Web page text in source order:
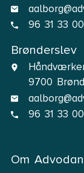
96 31 33 00
Brønderslev
9700
96 31 33 00
Om